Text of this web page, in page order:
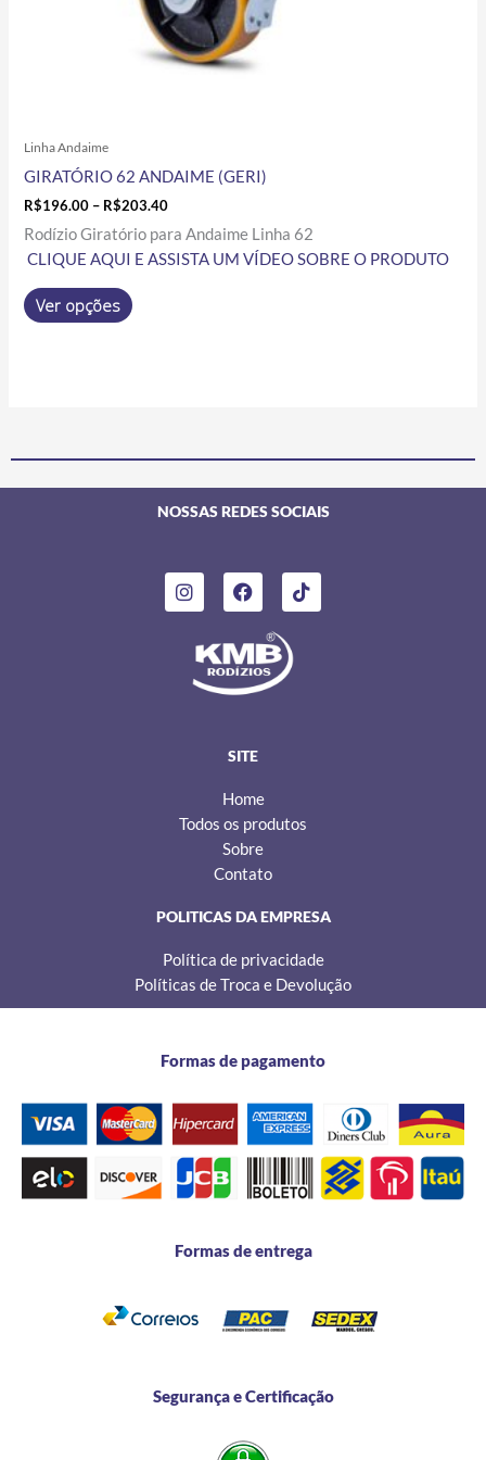
Linha Andaime
GIRATÓRIO 62 ANDAIME (GERI)
R$196.00 – R$203.40
Rodízio Giratório para Andaime Linha 62
CLIQUE AQUI E ASSISTA UM VÍDEO SOBRE O PRODUTO
Ver opções
produto
NOSSAS REDES SOCIAIS
I
n
s
g
F
a
c
e
b
o
o
T
i
k
SITE
Home
Todos os produtos
Sobre
Contato
POLITICAS DA EMPRESA
Política de privacidade
Políticas de Troca e Devolução
Formas de pagamento
Formas de entrega
Segurança e Certificação